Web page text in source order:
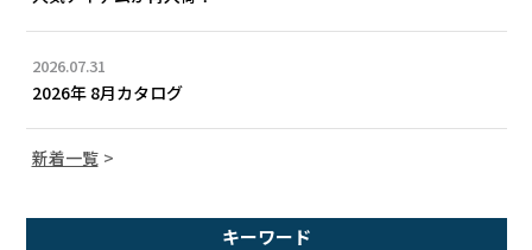
2026.07.31
2026年 8月カタログ
新着一覧
キーワード